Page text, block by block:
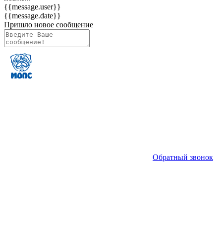
{{message.user}}
{{message.date}}
Пришло новое сообщение
Обратный звонок